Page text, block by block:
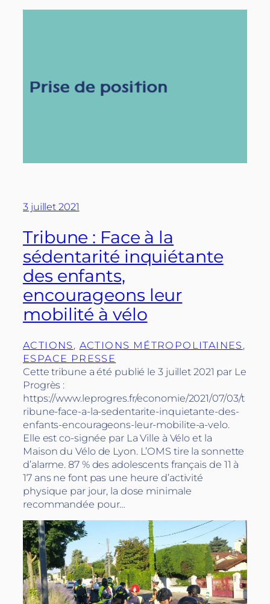
3 juillet 2021
Tribune : Face à la
sédentarité inquiétante
des enfants,
encourageons leur
mobilité à vélo
ACTIONS , ACTIONS MÉTROPOLITAINES
ESPACE PRESSE
Cette tribune a été publié le 3 juillet 2021 par Le
Progrès :
https://www.leprogres.fr/economie/2021/07/03/t
ribune-face-a-la-sedentarite-inquietante-des-
enfants-encourageons-leur-mobilite-a-velo.
Elle est co-signée par La Ville à Vélo et la
Maison du Vélo de Lyon. L’OMS tire la sonnette
d’alarme. 87 % des adolescents français de 11 à
17 ans ne font pas une heure d’activité
physique par jour, la dose minimale
recommandée pour…